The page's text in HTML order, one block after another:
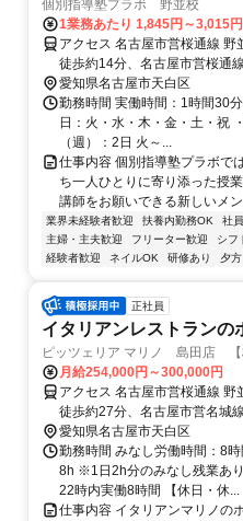
個別指導塾プラボ 野並校
1業務あたり 1,845円～3,015円
アクセス 名古屋市営桜通線
徒歩約14分、名古屋市営桜通
愛知県名古屋市天白区
勤務時間 実働時間：1時間30
日：火・水・木・金・土・祝
（週）：2日 火～...
仕事内容 個別指導塾プラボで
ち一人ひとりに寄り添った授
講師をお願いできる新しいメ
業界未経験者歓迎 扶養内勤務OK 社
主婦・主夫歓迎
フリーター歓迎 シフ
経験者歓迎
ネイルOK 研修あり 夕方
正社員
イタリアンレストランの
ピッツェリア マリノ 島田店 【
月給254,000円～300,000円
アクセス 名古屋市営桜通線
徒歩約27分、名古屋市営名城
並駅」～北へ車で3分 ※車通勤
（喫煙所/勤務地により異なる
愛知県名古屋市天白区
勤務時間 みなし労働時間：8
8h ※1日2h分のみなし残業あ
22時内実働8時間 【休日・休...
仕事内容 イタリアンマリノの